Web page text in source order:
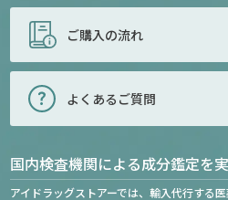
ご購入の流れ
よくあるご質問
国内検査機関による成分鑑定を
アイドラッグストアーでは、輸入代行する